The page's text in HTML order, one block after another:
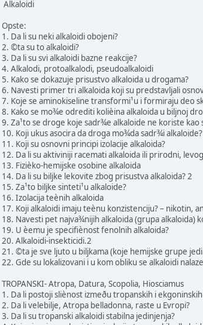
Alkaloidi
Opste:
1. Da li su neki alkaloidi obojeni?
2. ©ta su to alkaloidi?
3. Da li su svi alkaloidi bazne reakcije?
4. Alkalodi, protoalkalodi, pseudoalkaloidi
5. Kako se dokazuje prisustvo alkaloida u drogama?
6. Navesti primer tri alkaloida koji su predstavljali
7. Koje se aminokiseline transformi¹u i formiraju deo
8. Kako se mo¾e odrediti kolièina alkaloida u biljnoj
9. Za¹to se droge koje sadr¾e alkaloide ne koriste kao
10. Koji ukus asocira da droga mo¾da sadr¾i alkaloide?
11. Koji su osnovni principi izolacije alkaloida?
12. Da li su aktiviniji racemati alkaloida ili prirodni,
13. Fizièko-hemijske osobine alkaloida
14. Da li su biljke lekovite zbog prisustva alkaloida? 2
15. Za¹to biljke sinteti¹u alkaloide?
16. Izolacija teènih alkaloida
17. Koji alkaloidi imaju teènu konzistenciju? – nikotin,
18. Navesti pet najva¾nijih alkaloida (grupa alkaloida)
19. U èemu je specifiènost fenolnih alkaloida?
20. Alkaloidi-insekticidi.2
21. ©ta je sve ljuto u biljkama (koje hemijske grupe
22. Gde su lokalizovani i u kom obliku se alkaloidi
TROPANSKI- Atropa, Datura, Scopolia, Hiosciamus
1. Da li postoji sliènost izmeðu tropanskih i
2. Da li velebilje, Atropa belladonna, raste u Evropi?
3. Da li su tropanski alkaloidi stabilna jedinjenja?